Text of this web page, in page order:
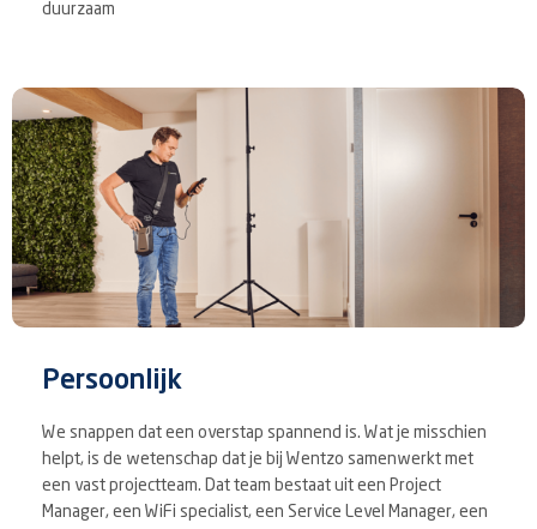
duurzaam
Persoonlijk
We snappen dat een overstap spannend is. Wat je misschien
helpt, is de wetenschap dat je bij Wentzo samenwerkt met
een vast projectteam. Dat team bestaat uit een Project
Manager, een WiFi specialist, een Service Level Manager, een